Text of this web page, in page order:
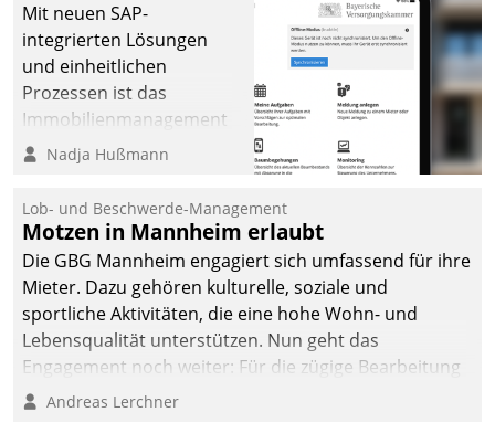
Mit neuen SAP-
integrierten Lösungen
und einheitlichen
Prozessen ist das
Immobilienmanagement
der Bayerischen
Ressort Kapitalanlage für
künftige Aufgaben und
Herausforderungen
gerüstet.
Nadja Hußmann
Lob- und Beschwerde-Management
Motzen in Mannheim erlaubt
Die GBG Mannheim engagiert sich umfassend für ihre
Mieter. Dazu gehören kulturelle, soziale und
sportliche Aktivitäten, die eine hohe Wohn- und
Lebensqualität unterstützen. Nun geht das
Engagement noch weiter: Für die zügige Bearbeitung
von Beschwerden – oder Lob – richtet das
Andreas Lerchner